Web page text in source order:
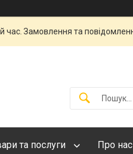
час. Замовлення та
та послуги Про нас